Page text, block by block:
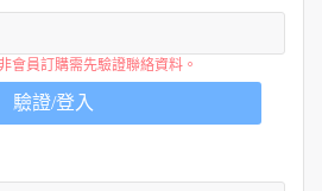
會員訂購需先驗證聯絡資料。
驗證/登入